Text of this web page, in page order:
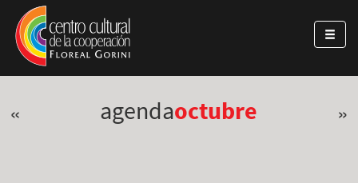
Pasar al contenido principal
Jump to main content
« agendaoctubre »